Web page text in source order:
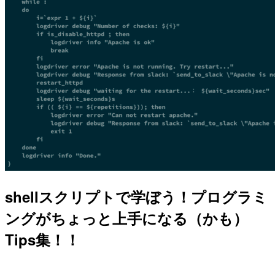
shellスクリプトで学ぼう！プログラミ
ングがちょっと上手になる（かも）
Tips集！！